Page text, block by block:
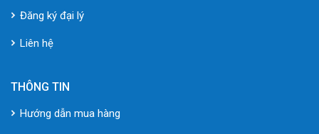
Đăng ký đại lý
Liên hệ
THÔNG TIN
Hướng dẫn mua hàng